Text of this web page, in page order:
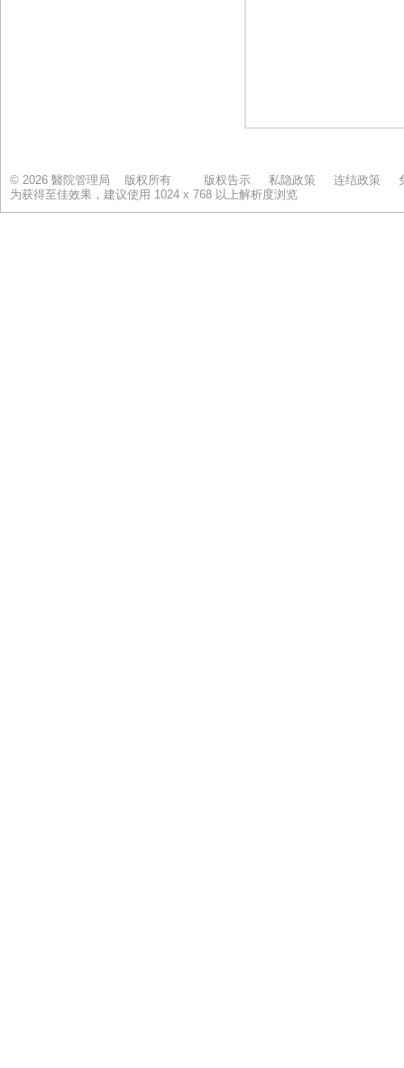
© 2026 醫院管理局 版权所有 版权告示 私隐政策 连结政策
为获得至佳效果，建议使用 1024 x 768 以上解析度浏览